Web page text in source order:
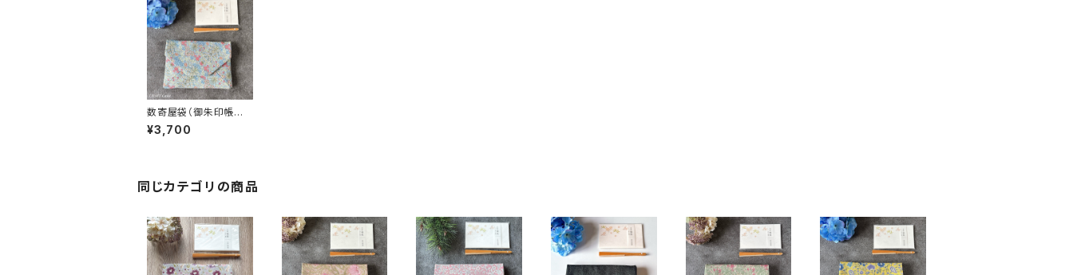
数寄屋袋（御朱印帳入
れ) ヒヤシンス柄／ウィ
リアムモリス生地使用
¥3,700
同じカテゴリの商品